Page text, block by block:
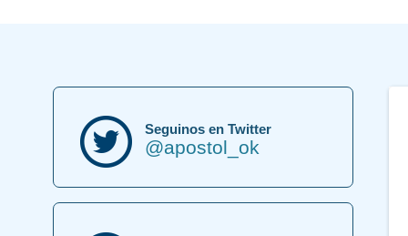
Seguinos en Twitter
@apostol_ok